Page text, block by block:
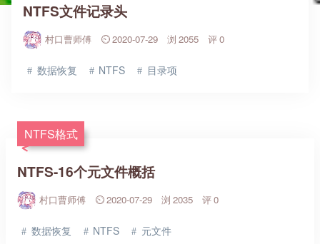
NTFS文件记录头
村口曹师傅 2020-07-29 2055 0
数据恢复 NTFS 目录项
NTFS格式
NTFS-16个元文件概括
村口曹师傅 2020-07-29 2035 0
数据恢复 NTFS 元文件